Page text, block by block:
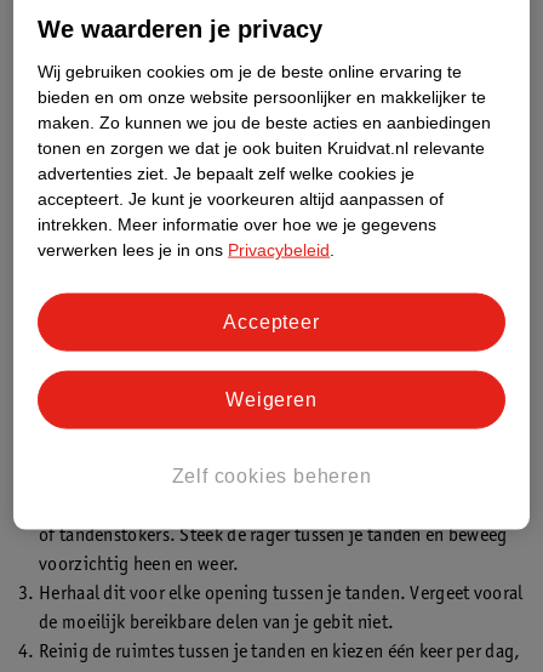
Je tanden interdentaal reinigen
Maak ook regelmatig de ruimtes tussen je tanden schoon,
bijvoorbeeld metfloss of ragers. Zo verwijder je tandplak en
achtergebleven etensresten op moeilijk bereikbare plaatsen.
De fijnste en beste manier om je gebit interdentaal te reinigen is
Kies een interdentale rager of tandenstoker die past in de
Soms kan het zelfs nodig zijn om verschillende maten voor je
gebit te gebruiken. De juiste maat rager beweegt soepel
of tandenstokers. Steek de rager tussen je tanden en beweeg
voorzichtig heen en weer.
Herhaal dit voor elke opening tussen je tanden. Vergeet vooral
de moeilijk bereikbare delen van je gebit niet.
Reinig de ruimtes tussen je tanden en kiezen één keer per dag,
We waarderen je privacy
Wij gebruiken cookies om je de beste online ervaring te
bieden en om onze website persoonlijker en makkelijker te
maken. Zo kunnen we jou de beste acties en aanbiedingen
tonen en zorgen we dat je ook buiten Kruidvat.nl relevante
advertenties ziet. Je bepaalt zelf welke cookies je
accepteert. Je kunt je voorkeuren altijd aanpassen of
intrekken.
Meer informatie over hoe we je gegevens
verwerken lees je in ons Privacybeleid
Zelf cookies beheren
Weigeren
Accepteer